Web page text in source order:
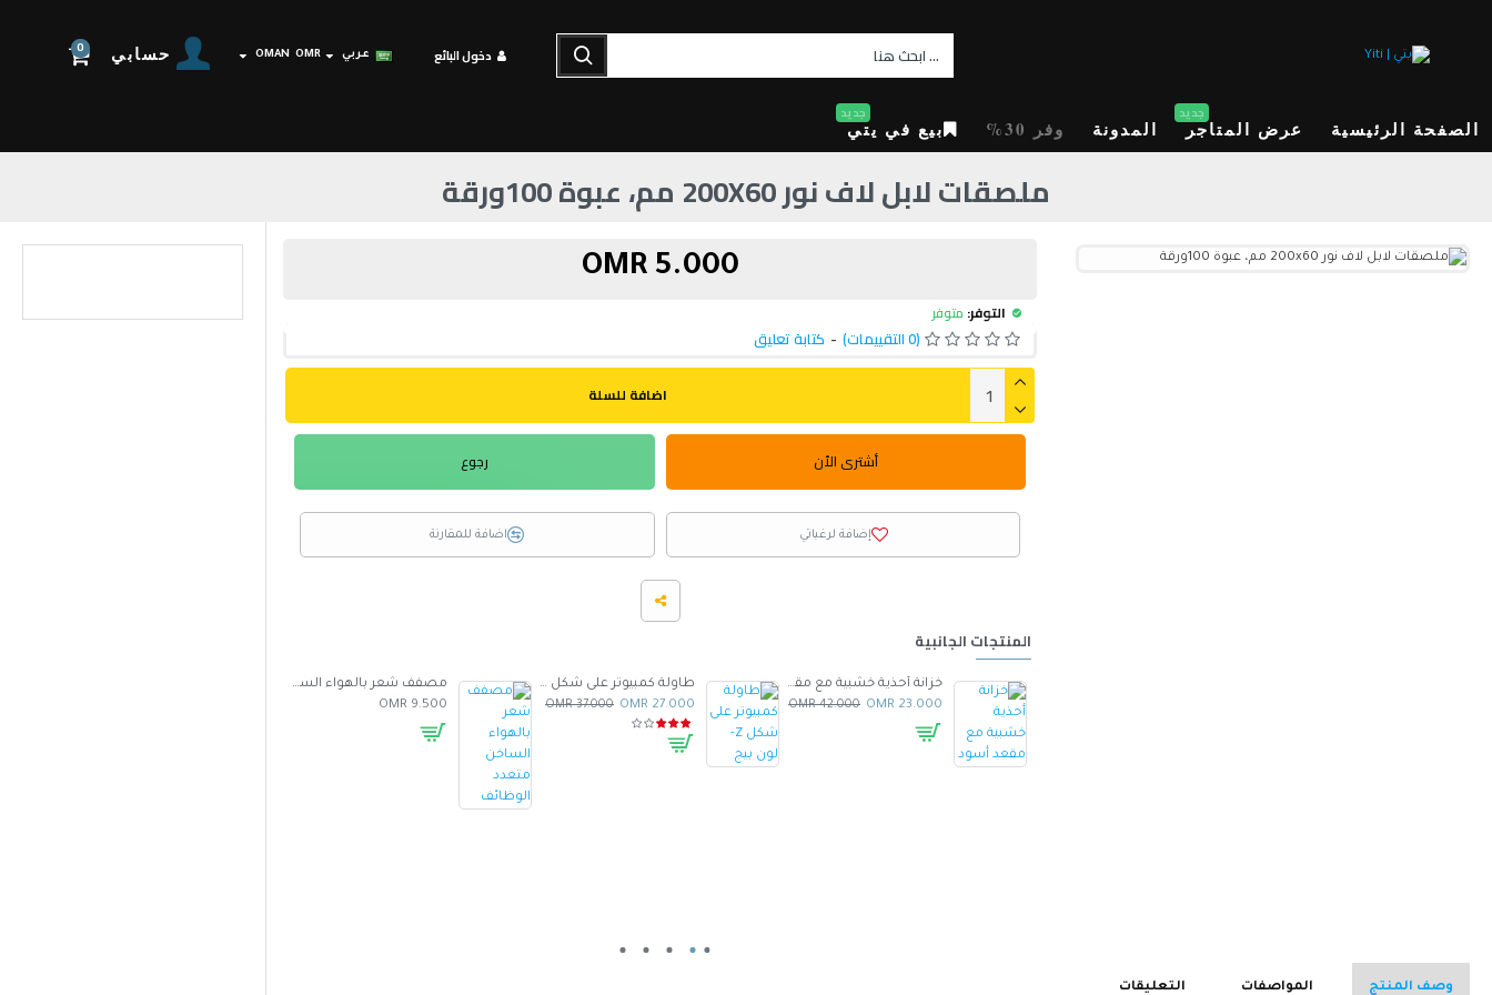
دخول البائع عربي OMR
OMAN حسابي 0
الصفحة الرئيسية عرض المتاجر
جديد
المدونة وفر 30% بيع في يتي
جديد
ملصقات لابل لاف نور 200X60 مم، عبوة 100ورقة
التوفر: متوفر
(0 التقييمات) - كتابة تعليق
5.000 OMR
اضافة للسلة
أشترى الأن رجوع
إضافة لرغباتي اضافة للمقارنة
المنتجات الجانبية
خزانة أحذية خشبية مع مقعد أسود
23.000 OMR
42.000 OMR
طاولة كمبيوتر على شكل Z- لون بيج
27.000 OMR
37.000 OMR
مصفف شعر بالهواء الساخن متعدد الوظائف
9.500 OMR
وصف المنتج المواصفات التعليقات